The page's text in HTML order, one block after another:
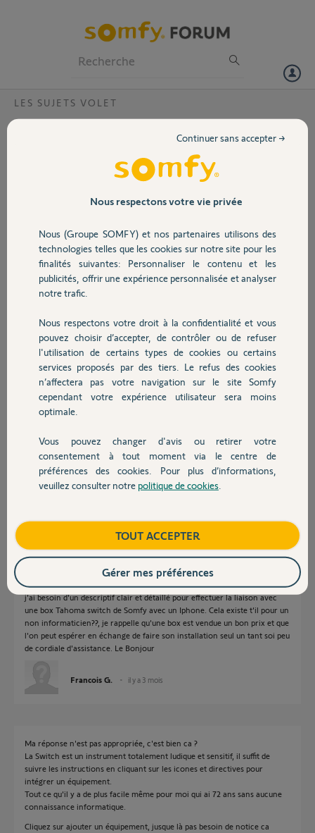
Volet
Sécurité
Domotique
Chauffage
Autres produits
Devis avec un pro
Contact
LES SUJETS VOLET
Appairage Telis 1 RTS PURE sur Tahoma
Bonjour,comment appairer une Telecommande Telis 1 TRS Pure sur
Francois G.
il y a 3 mois
Participer au fil de discussion
Réponses
Combien de fois faudra t-il le dire et le répéter sur ce forum qu'on ne
peut pas affecter une télécommande à Tahoma ?
C'est l'équipement que pilote cette télécommande qu'on affecte à
De quel équipement s'agit-il ? Quelle Tahoma ?
merci de votre réponse mais celle ci ne me semble pas très appropriée
pour installer la commande de volets roulants utilisant une Telis 1 RTS
Pure 5012441A108.
j'ai besoin d'un descriptif clair et détaillé pour effectuer la liaison avec
une box Tahoma switch de Somfy avec un Iphone. Cela existe t'il pour un
non informaticien??, je rappelle qu'une box est vendue un bon prix et que
l'on peut espérer en échange de faire son installation seul un tant soi peu
de cordiale d'assistance. Le Bonjour
Francois G. il y a 3 mois
Ma réponse n'est pas appropriée, c'est bien ca ?
La Switch est un instrument totalement ludique et sensitif, il suffit de
suivre les instructions en cliquant sur les icones et directives pour
intégrer un équipement.
Tout ce qu'il y a de plus facile même pour moi qui ai 72 ans sans aucune
connaissance informatique.
Cliquez sur ajouter un équipement, jusque là pas besoin de notice ca
Nous respectons votre vie privée
Nous (Groupe SOMFY) et nos partenaires utilisons des
technologies telles que les cookies sur notre site pour les
finalités suivantes: Personnaliser le contenu et les
publicités, offrir une expérience personnalisée et analyser
notre trafic.
Nous respectons votre droit à la confidentialité et vous
pouvez choisir d’accepter, de contrôler ou de refuser
l'utilisation de certains types de cookies ou certains
services proposés par des tiers. Le refus des cookies
n’affectera pas votre navigation sur le site Somfy
cependant votre expérience utilisateur sera moins
optimale.
Vous pouvez changer d'avis ou retirer votre
consentement à tout moment via le centre de
préférences des cookies. Pour plus d’informations,
veuillez consulter notre politique de cookies
Continuer sans accepter →
TOUT ACCEPTER
Gérer mes préférences